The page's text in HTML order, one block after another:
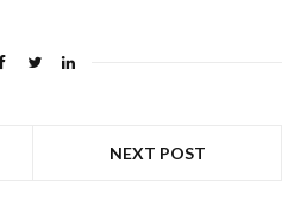
NEXT POST